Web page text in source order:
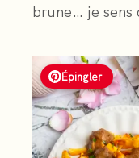
brune… je sens
Épingler